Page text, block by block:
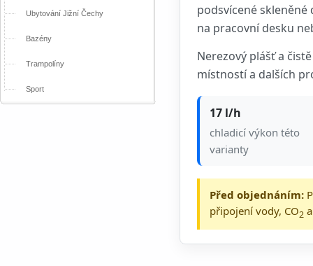
podsvícené skleněné
na pracovní desku
Nerezový plášť a
místností a dalších
17 l/h
chladicí výkon této
varianty
Před objednáním:
připojení vody, CO2
Ubytování Jižní Čechy
Bazény
Trampolíny
Sport